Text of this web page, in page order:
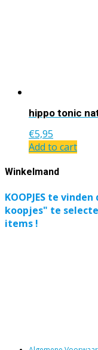
hippo tonic
€5,95
Add to cart
Winkelmand
KOOPJES te
koopjes" te
items !